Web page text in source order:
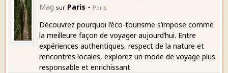
Mag sur Paris - Paris
Découvrez pourquoi l’éco-tourisme s’impose comme
la meilleure façon de voyager aujourd’hui. Entre
expériences authentiques, respect de la nature et
rencontres locales, explorez un mode de voyage plus
responsable et enrichissant.